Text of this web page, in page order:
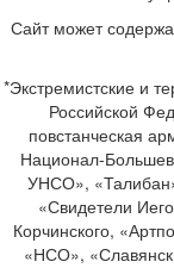
Сайт может
*Экстремистские и
Российской
повстанческая
Национал-
УНСО»,
«Свидетели
Корчинского,
«НСО»,